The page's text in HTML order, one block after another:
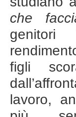
che
genitori
figli
lavoro,